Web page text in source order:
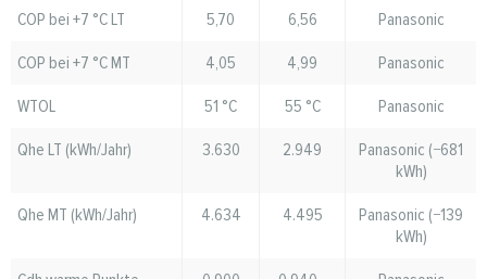
COP bei +7 °C LT
5,70 6,56
Panasonic
COP bei +7 °C MT
4,05 4,99
Panasonic
WTOL
51 °C 55 °C
Panasonic
Qhe LT (kWh/Jahr)
3.630 2.949
Panasonic (−681
kWh)
Qhe MT (kWh/Jahr)
4.634 4.495
Panasonic (−139
kWh)